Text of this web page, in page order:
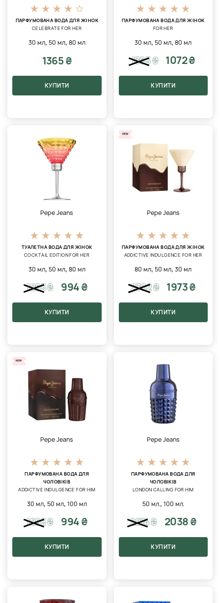
ПАРФУМОВАНА ВОДА ДЛЯ ЖІНОК
CELEBRATE FOR HER
30 мл, 50 мл, 80 мл
1365 ₴
КУПИТИ
ПАРФУМОВАНА ВОДА ДЛЯ ЖІНОК
FOR HER
30 мл, 50 мл,80 мл
1365₴ 1072 ₴
КУПИТИ
Pepe Jeans
ТУАЛЕТНА ВОДА ДЛЯ ЖІНОК
COCKTAIL EDITION FOR HER
30 мл, 50 мл, 80 мл
1265₴ 994 ₴
КУПИТИ
NEW
Pepe Jeans
ПАРФУМОВАНА ВОДА ДЛЯ ЖІНОК
ADDICTIVE INDULGENCE FOR HER
80 мл, 50 мл,30 мл
2302₴ 1973 ₴
КУПИТИ
NEW
Pepe Jeans
ПАРФУМОВАНА ВОДА ДЛЯ
ЧОЛОВІКІВ
ADDICTIVE INDULGENCE FOR HIM
30 мл, 50 мл, 100 мл
1265₴ 994 ₴
КУПИТИ
Pepe Jeans
ПАРФУМОВАНА ВОДА ДЛЯ
ЧОЛОВІКІВ
LONDON CALLING FOR HIM
50 мл., 100 мл.
2274₴ 2038 ₴
КУПИТИ